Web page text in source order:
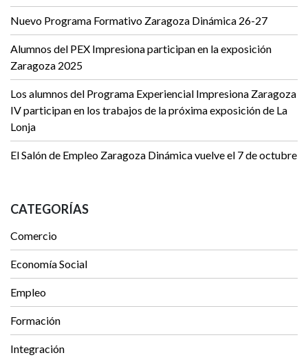
Nuevo Programa Formativo Zaragoza Dinámica 26-27
Alumnos del PEX Impresiona participan en la exposición
Zaragoza 2025
Los alumnos del Programa Experiencial Impresiona Zaragoza
IV participan en los trabajos de la próxima exposición de La
Lonja
El Salón de Empleo Zaragoza Dinámica vuelve el 7 de octubre
CATEGORÍAS
Comercio
Economía Social
Empleo
Formación
Integración